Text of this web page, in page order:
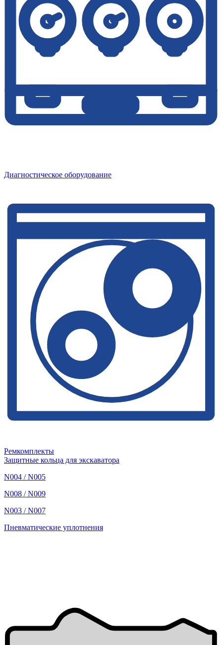
Диагностическое оборудование
Ремкомплекты
Защитные кольца для экскаватора
N004 / N005
N008 / N009
N003 / N007
Пневматические уплотнения